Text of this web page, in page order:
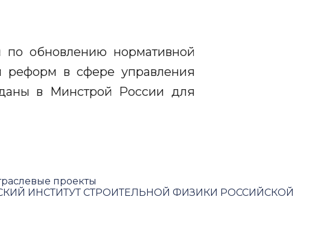
по обновлению нормативной
реформ в сфере управления
в Минстрой России для
проекты
ИНСТИТУТ СТРОИТЕЛЬНОЙ ФИЗИКИ РОССИЙСКОЙ